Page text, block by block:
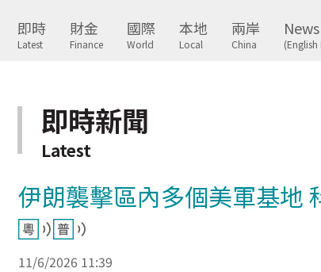
即時
Latest
財金
Finance
國際
World
本地
Local
兩岸
China
即時新聞
Latest
伊朗襲擊區內多個美軍基地
11/6/2026 11:39